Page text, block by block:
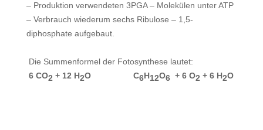
– Produktion verwendeten 3PGA – Molekülen unter ATP
– Verbrauch wiederum sechs Ribulose – 1,5-
diphosphate aufgebaut.
Die Summenformel der Fotosynthese lautet:
6 CO2+ 12 H2O C6H12O6 + 6 O2 + 6 H2O